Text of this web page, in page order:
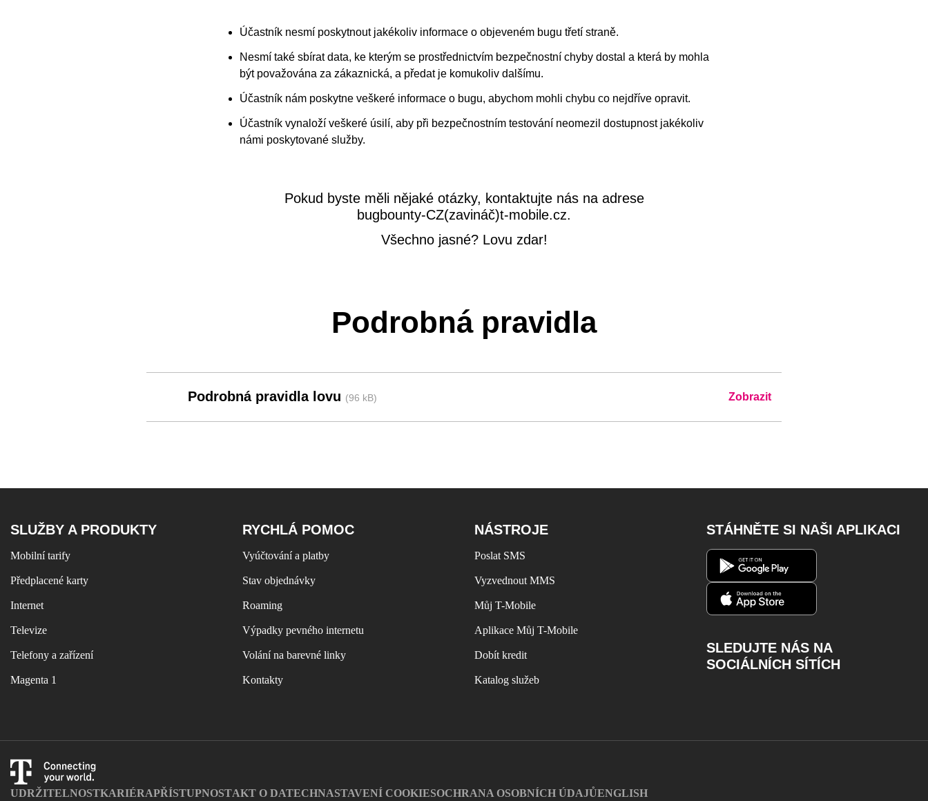
Účastník nesmí poskytnout jakékoliv informace o objeveném bugu třetí straně.
Nesmí také sbírat data, ke kterým se prostřednictvím bezpečnostní chyby dostal a která by mohla
být považována za zákaznická, a předat je komukoliv dalšímu.
Účastník nám poskytne veškeré informace o bugu, abychom mohli chybu co nejdříve opravit.
Účastník vynaloží veškeré úsilí, aby při bezpečnostním testování neomezil dostupnost jakékoliv
námi poskytované služby.
Pokud byste měli nějaké otázky, kontaktujte nás na adrese
bugbounty-CZ(zavináč)t‑mobile.cz.
Všechno jasné? Lovu zdar!
Podrobná pravidla
Podrobná pravidla lovu (96 kB) Zobrazit
SLUŽBY A PRODUKTY
Mobilní tarify
Předplacené karty
Internet
Televize
Telefony a zařízení
Magenta 1
RYCHLÁ POMOC
Vyúčtování a platby
Stav objednávky
Roaming
Výpadky pevného internetu
Volání na barevné linky
Kontakty
NÁSTROJE
Poslat SMS
Vyzvednout MMS
Můj T-Mobile
Aplikace Můj T-Mobile
Dobít kredit
Katalog služeb
STÁHNĚTE SI NAŠI APLIKACI
SLEDUJTE NÁS NA
SOCIÁLNÍCH SÍTÍCH
UDRŽITELNOSTKARIÉRAPŘÍSTUPNOSTAKT O DATECHNASTAVENÍ COOKIESOCHRANA OSOBNÍCH ÚDAJŮENGLISH